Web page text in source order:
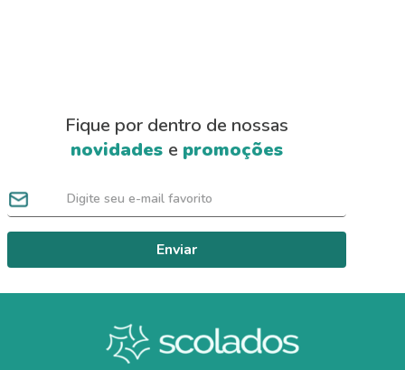
Fique por dentro de nossas
novidades e promoções
Enviar